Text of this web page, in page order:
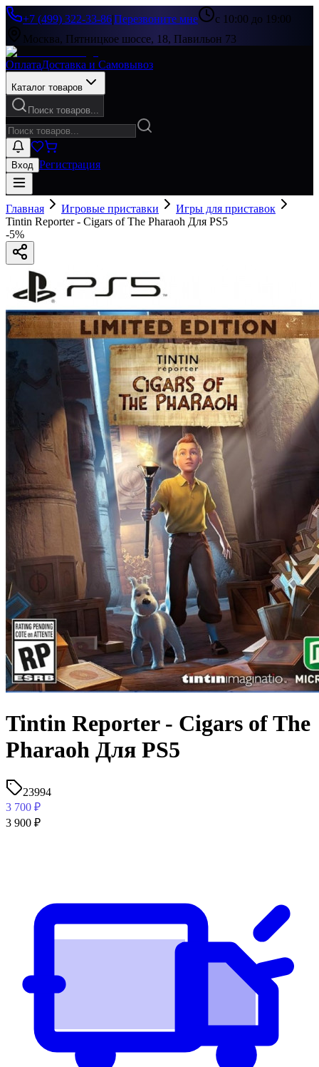
+7 (499) 322-33-86|Перезвоните мне
с 10:00 до 19:00
Москва, Пятницкое шоссе, 18, Павильон 73
ОплатаДоставка и Самовывоз
Каталог товаров
Поиск товаров...
Вход Регистрация
Главная Игровые приставки
Игры для приставок
Tintin Reporter - Cigars of The Pharaoh Для PS5
-5%
Tintin Reporter - Cigars of The
Pharaoh Для PS5
23994
3 700 ₽
3 900 ₽